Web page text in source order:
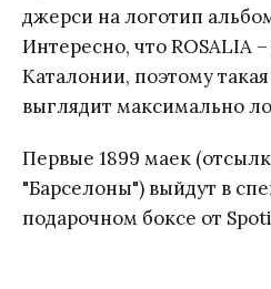
джерси на логотип
Интересно, что ROSALIA
Каталонии, поэтому
выглядит максимально
Первые 1899 маек
"Барселоны") выйдут в
подарочном боксе от